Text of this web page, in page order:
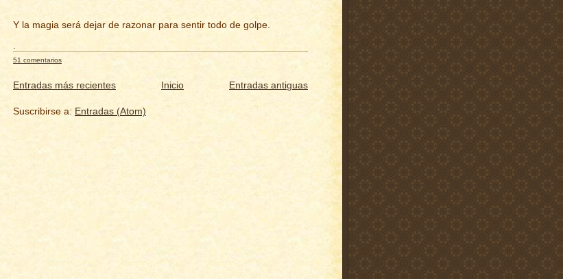
Y la magia será dejar de razonar para sentir todo de golpe.
.
51 comentarios
Entradas más recientes Entradas antiguas
Inicio
Suscribirse a: Entradas (Atom)